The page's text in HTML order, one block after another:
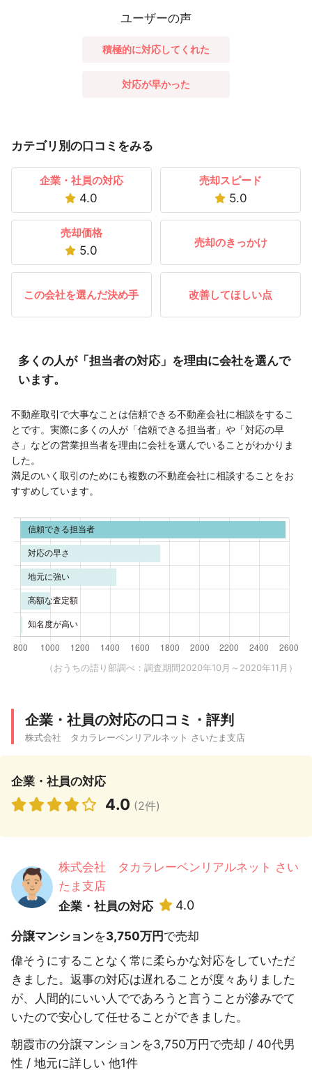
ユーザーの声
積極的に対応してくれた
対応が早かった
カテゴリ別の口コミをみる
企業・社員の対応
4.0
売却スピード
5.0
売却価格
5.0
売却のきっかけ
この会社を選んだ決め手 改善してほしい点
多くの人が「担当者の対応」を理由に会社を選んで
います。
不動産取引で大事なことは信頼できる不動産会社に相談をするこ
とです。実際に多くの人が「信頼できる担当者」や「対応の早
さ」などの営業担当者を理由に会社を選んでいることがわかりま
した。
満足のいく取引のためにも複数の不動産会社に相談することをお
すすめしています。
（おうちの語り部調べ：調査期間2020年10月～2020年11月）
企業・社員の対応の口コミ・評判
株式会社 タカラレーベンリアルネット さいたま支店
企業・社員の対応
4.0 (2件)
株式会社 タカラレーベンリアルネット さい
たま支店
企業・社員の対応
4.0
分譲マンションを3,750万円 で売却
偉そうにすることなく常に柔らかな対応をしていただ
きました。返事の対応は遅れることが度々ありました
が、人間的にいい人でであろうと言うことが滲みでて
いたので安心して任せることができました。
朝霞市の分譲マンションを3,750万円で売却 / 40代男
性 / 地元に詳しい 他1件